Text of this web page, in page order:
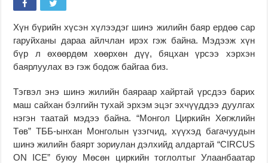
Хүн бүрийн хүсэн хүлээдэг шинэ жилийн баяр ердөө сар
гаруйханы дараа айлчлан ирэх гэж байна. Мэдээж хүн
бүр л өхөөрдөм хөөрхөн дүү, бяцхан үрсээ хэрхэн
баярлуулах вэ гэж бодож байгаа биз.
Тэгвэл энэ шинэ жилийн баяраар хайртай үрсдээ барих
маш сайхан бэлгийн тухай эрхэм эцэг эхчүүддээ дуулгах
нэгэн таатай мэдээ байна. “Монгол Циркийн Хөгжлийн
Төв” ТББ-ынхан Монголын үзэгчид, хүүхэд багачуудын
шинэ жилийн баярт зориулан дэлхийд алдартай “CIRCUS
ON ICE” буюу Мөсөн циркийн тоглолтыг Улаанбаатар